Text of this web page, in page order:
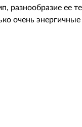
разнообразие ее
очень